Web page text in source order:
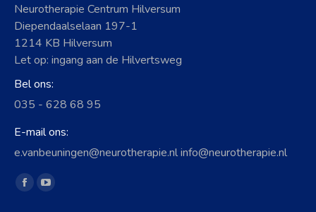
Neurotherapie Centrum Hilversum
Diependaalselaan 197-1
1214 KB Hilversum
Let op: ingang aan de Hilvertsweg
Bel ons:
035 - 628 68 95
E-mail ons:
e.vanbeuningen@neurotherapie.nl info@neurotherapie.nl
Vind ons op:
Facebook
YouTube